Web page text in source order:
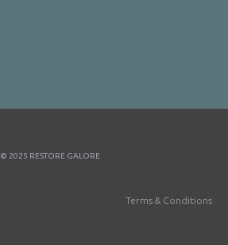
© 2025 RESTORE GALORE
Terms & Conditions